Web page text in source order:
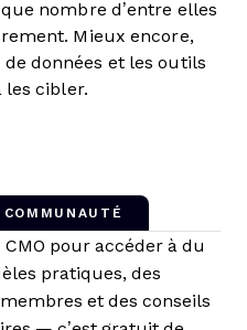
nombre d’entre elles
Mieux encore,
de données et les outils
les cibler.
pour accéder à du
pratiques, des
et des conseils